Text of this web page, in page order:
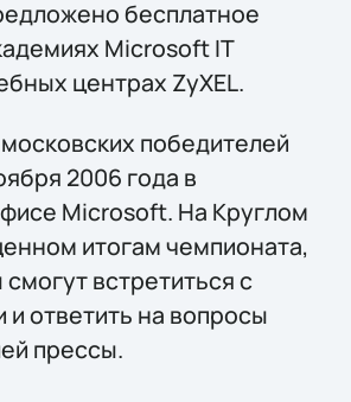
бесплатное
Microsoft IT
центрах ZyXEL.
победителей
2006 года в
Microsoft. На Круглом
итогам чемпионата,
встретиться с
ответить на вопросы
прессы.